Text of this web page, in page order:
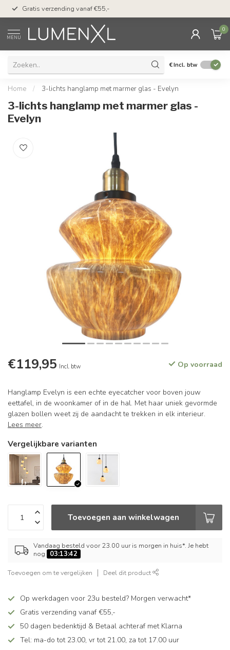
Gratis verzending vanaf €55,-
MENU
0
€Incl. btw
Home / 3-lichts hanglamp met marmer glas - Evelyn
3-lichts hanglamp met marmer glas -
Evelyn
€119,95 Incl. btw Op voorraad
Hanglamp Evelyn is een echte eyecatcher voor boven jouw
eettafel, in de woonkamer of in de hal. Met haar uniek gevormde
glazen bollen weet zij de aandacht te trekken in elk interieur.
Lees meer.
Vergelijkbare varianten
Toevoegen aan winkelwagen
Vandaag besteld voor 23.00 uur is morgen in huis*. Je hebt
nog
03:13:42
Toevoegen om te vergelijken Deel dit product
Op werkdagen voor 23u besteld? Morgen verwacht*
Gratis verzending vanaf €55,-
50 dagen bedenktijd & Betaal achteraf met Klarna
Tel: ma-do tot 23.00, vr tot 21.00, za tot 17.00 uur